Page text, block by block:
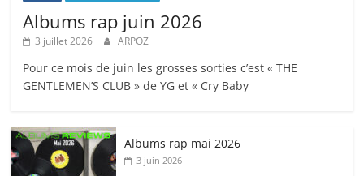
Albums rap juin 2026
3 juillet 2026 ARPOZ
Pour ce mois de juin les grosses sorties c’est « THE
GENTLEMEN’S CLUB » de YG et « Cry Baby
Albums rap mai 2026
3 juin 2026